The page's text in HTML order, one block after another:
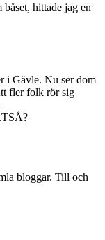
hittade jag en
i Gävle. Nu ser dom
fler folk rör sig
bloggar. Till och